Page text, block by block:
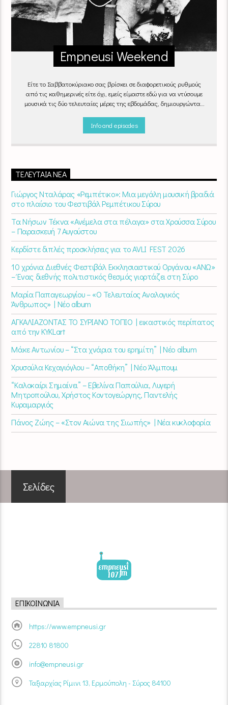
Empneusi Weekend
Είτε το Σαββατοκύριακο σας βρίσκει σε διαφορετικούς ρυθμούς
από τις καθημερινές είτε όχι, εμείς είμαστε εδώ για να ντύσουμε
μουσικά τις δύο τελευταίες μέρες της εβδομάδας, δημιουργώντας
Info and episodes
ΤΕΛΕΥΤΑΊΑ ΝΈΑ
Γιώργος Νταλάρας «Ρεμπέτικο»: Μια μεγάλη μουσική βραδιά
στο πλαίσιο του Φεστιβάλ Ρεμπέτικου Σύρου
Τα Νήσων Τέκνα «Ανέμελα στα πέλαγα» στα Χρούσσα Σύρου
– Παρασκευή 7 Αυγούστου
Κερδίστε διπλές προσκλήσεις για το AVLI FEST 2026
10 χρόνια Διεθνές Φεστιβάλ Εκκλησιαστικού Οργάνου «ΑΝΩ»
– Ένας διεθνής πολιτιστικός θεσμός γιορτάζει στη Σύρο​
Μαρία Παπαγεωργίου – «Ο Τελευταίος Αναλογικός
Άνθρωπος» | Νέο album
ΑΓΚΑΛΙΑΖΟΝΤΑΣ ΤΟ ΣΥΡΙΑΝΟ ΤΟΠΙΟ | εικαστικός περίπατος
από την KYKLart
Μάκε Αντωνίου – “Στα χνάρια του ερημίτη” | Νέο album
Χρυσούλα Κεχαγιόγλου – “Αποθήκη” | Νέο Άλμπουμ
“Καλοκαίρι Σημαίνει” – Εβελίνα Παπούλια, Λυγερή
Μητροπούλου, Χρήστος Κοντογεώργης, Παντελής
Κυραμαργιός
Πάνος Ζώης – «Στον Αιώνα της Σιωπής» | Νέα κυκλοφορία
Σελίδες
ΕΠΙΚΟΙΝΩΝΊΑ
https://www.empneusi.gr
22810 81800
info@empneusi.gr
Ταξιαρχίας Ρίμινι 13, Ερμούπολη - Σύρος 84100